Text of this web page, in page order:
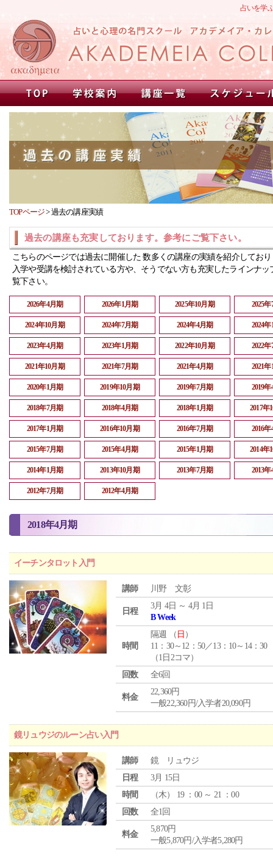
占いを学
TOPページ>過去の講座実績
過去の講座も充実しております。参考にご覧下さい。
こちらのページでは過去に開催した 数多くの講座の実績を紹介してお
入学や受講を検討されている方や、そうでない方も充実したラインナッ
覧下さい。
2026年4月期 2026年1月期 2025年10月期 2025
2024年10月期 2024年7月期 2024年4月期 2024
2023年4月期 2023年1月期 2022年10月期 2022
2021年10月期 2021年7月期 2021年4月期 2021
2020年1月期 2019年10月期 2019年7月期 2019
2018年7月期 2018年4月期 2018年1月期 2017年
2017年1月期 2016年10月期 2016年7月期 2016
2015年7月期 2015年4月期 2015年1月期 2014年
2014年1月期 2013年10月期 2013年7月期 2013
2012年7月期 2012年4月期
2018年4月期
イーチンタロット入門
講師 川野 文彰
日程
3月 4日 ～ 4月 1日
B Week
時間
隔週 （ 日 ）
11：30～12：50／13：10～14：30
（1日2コマ）
回数
全6回
料金
22,360円
一般22,360円/入学者20,090円
鏡リュウジのルーン占い入門
講師
鏡 リュウジ
日程
3月 15日
時間
（木） 19 ：00 ～ 21 ：00
回数
全1回
料金
5,870円
一般5,870円/入学者5,280円